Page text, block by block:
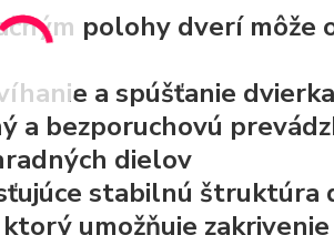
polohy dverí môže
a spúšťanie
a bezporuchovú
dielov
stabilnú štruktúra
umožňuje